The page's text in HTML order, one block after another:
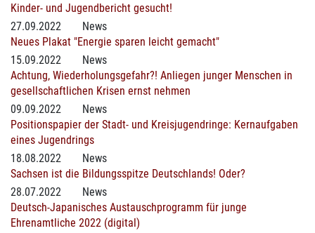
Kinder- und Jugendbericht gesucht!
27.09.2022
News
Neues Plakat "Energie sparen leicht gemacht"
15.09.2022
News
Achtung, Wiederholungsgefahr?! Anliegen junger Menschen in
gesellschaftlichen Krisen ernst nehmen
09.09.2022
News
Positionspapier der Stadt- und Kreisjugendringe: Kernaufgaben
eines Jugendrings
18.08.2022
News
Sachsen ist die Bildungsspitze Deutschlands! Oder?
28.07.2022
News
Deutsch-Japanisches Austauschprogramm für junge
Ehrenamtliche 2022 (digital)